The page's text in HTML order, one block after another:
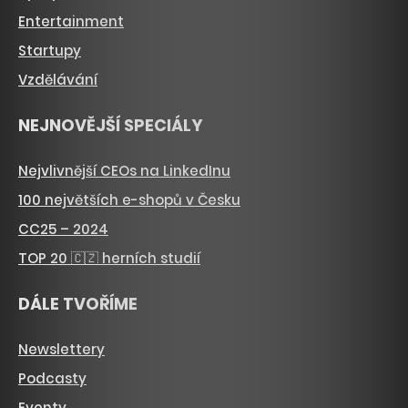
Entertainment
Startupy
Vzdělávání
NEJNOVĚJŠÍ SPECIÁLY
Nejvlivnější CEOs na LinkedInu
100 největších e-shopů v Česku
CC25 – 2024
TOP 20 🇨🇿 herních studií
DÁLE TVOŘÍME
Newslettery
Podcasty